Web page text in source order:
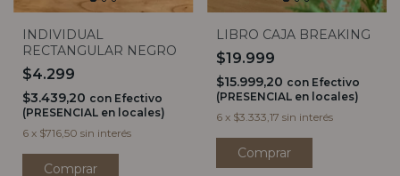
INDIVIDUAL
RECTANGULAR NEGRO
$4.299
$3.439,20 con Efectivo
(PRESENCIAL en locales)
6 x $716,50 sin interés
LIBRO CAJA BREAKING
$19.999
$15.999,20 con Efectivo
(PRESENCIAL en locales)
6 x $3.333,17 sin interés